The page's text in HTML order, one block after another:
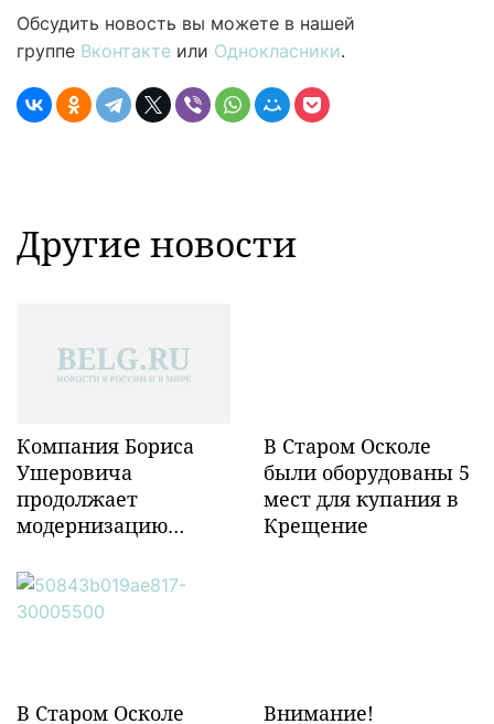
Обсудить новость вы можете в нашей
группе Вконтакте или Однокласники.
Другие новости
Компания Бориса
Ушеровича
продолжает
модернизацию
инфраструктуры в
Забайкалье
В Старом Осколе
были оборудованы 5
мест для купания в
Крещение
В Старом Осколе Внимание!